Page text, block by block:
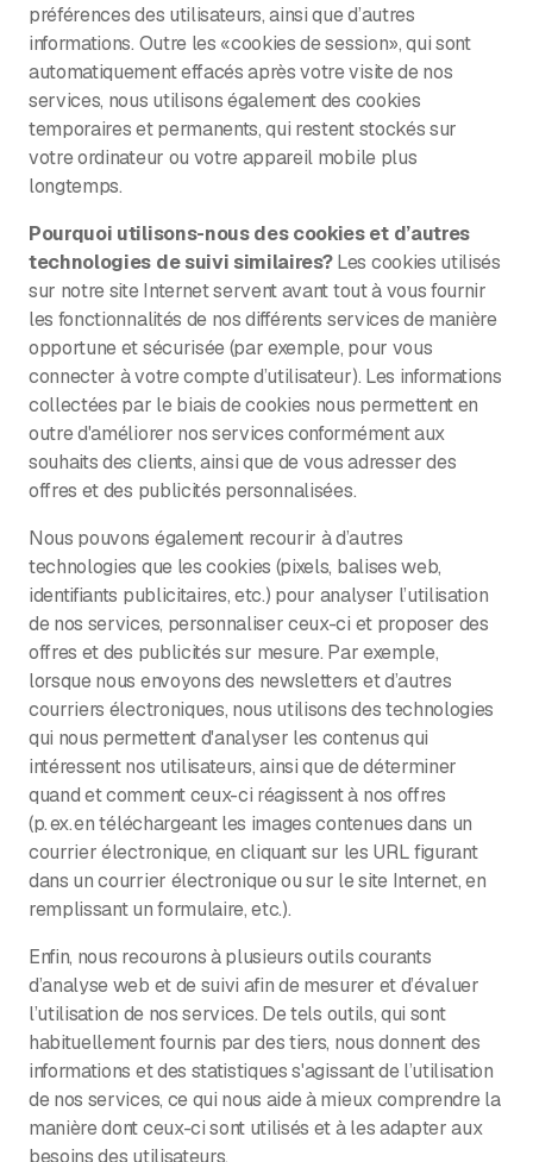
préférences des utilisateurs, ainsi que d’autres
informations. Outre les «cookies de session», qui sont
automatiquement effacés après votre visite de nos
services, nous utilisons également des cookies
temporaires et permanents, qui restent stockés sur
votre ordinateur ou votre appareil mobile plus
longtemps.
Pourquoi utilisons-nous des cookies et d’autres
technologies de suivi similaires?Les cookies utilisés
sur notre site Internet servent avant tout à vous fournir
les fonctionnalités de nos différents services de manière
opportune et sécurisée (par exemple, pour vous
connecter à votre compte d’utilisateur). Les informations
collectées par le biais de cookies nous permettent en
outre d'améliorer nos services conformément aux
souhaits des clients, ainsi que de vous adresser des
offres et des publicités personnalisées.
Nous pouvons également recourir à d’autres
technologies que les cookies (pixels, balises web,
identifiants publicitaires, etc.) pour analyser l’utilisation
de nos services, personnaliser ceux-ci et proposer des
offres et des publicités sur mesure. Par exemple,
lorsque nous envoyons des newsletters et d’autres
courriers électroniques, nous utilisons des technologies
qui nous permettent d'analyser les contenus qui
intéressent nos utilisateurs, ainsi que de déterminer
quand et comment ceux-ci réagissent à nos offres
(p. ex. en téléchargeant les images contenues dans un
courrier électronique, en cliquant sur les URL figurant
dans un courrier électronique ou sur le site Internet, en
remplissant un formulaire, etc.).
Enfin, nous recourons à plusieurs outils courants
d’analyse web et de suivi afin de mesurer et d’évaluer
l’utilisation de nos services. De tels outils, qui sont
habituellement fournis par des tiers, nous donnent des
informations et des statistiques s'agissant de l’utilisation
de nos services, ce qui nous aide à mieux comprendre la
manière dont ceux-ci sont utilisés et à les adapter aux
besoins des utilisateurs.